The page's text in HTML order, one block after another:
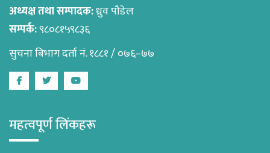
अध्यक्ष तथा सम्पादक:ध्रुव पौडेल
सम्पर्क:९८०८१५९८३६
सुचना बिभाग दर्ता नं. १८८१ / ०७६–७७
FacebookTwitterYoutube
महत्वपूर्ण लिंकहरू